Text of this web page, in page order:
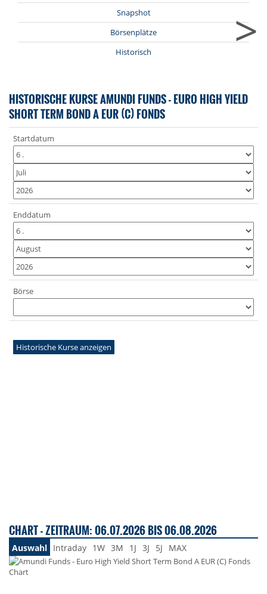
Snapshot
Börsenplätze
Historisch
>
HISTORISCHE KURSE AMUNDI FUNDS - EURO HIGH YIELD
SHORT TERM BOND A EUR (C) FONDS
Startdatum
Enddatum
Börse
Historische Kurse anzeigen
CHART - ZEITRAUM: 06.07.2026 BIS 06.08.2026
Auswahl Intraday 1W 3M 1J 3J 5J MAX